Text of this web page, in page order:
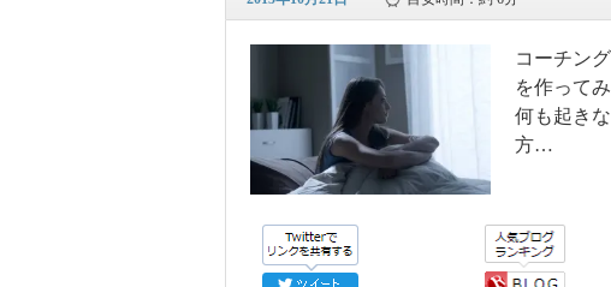
コーチン
を作って
何も起き
方…